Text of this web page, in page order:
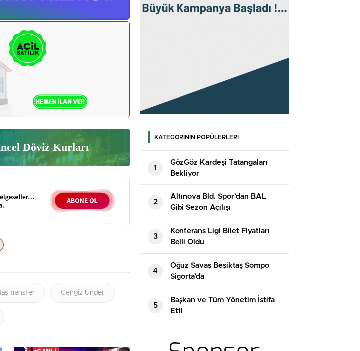
Döviz Kurları
transfer Cengiz Ünder
KATEGORİNİN POPÜLERLERİ
1
GözGöz Kardeşi Tatangaları
Bekliyor
2
Altınova Bld. Spor’dan BAL
Gibi Sezon Açılışı
3
Konferans Ligi Bilet Fiyatları
Belli Oldu
4
Oğuz Savaş Beşiktaş Sompo
Sigorta’da
5
Başkan ve Tüm Yönetim İstifa
Etti